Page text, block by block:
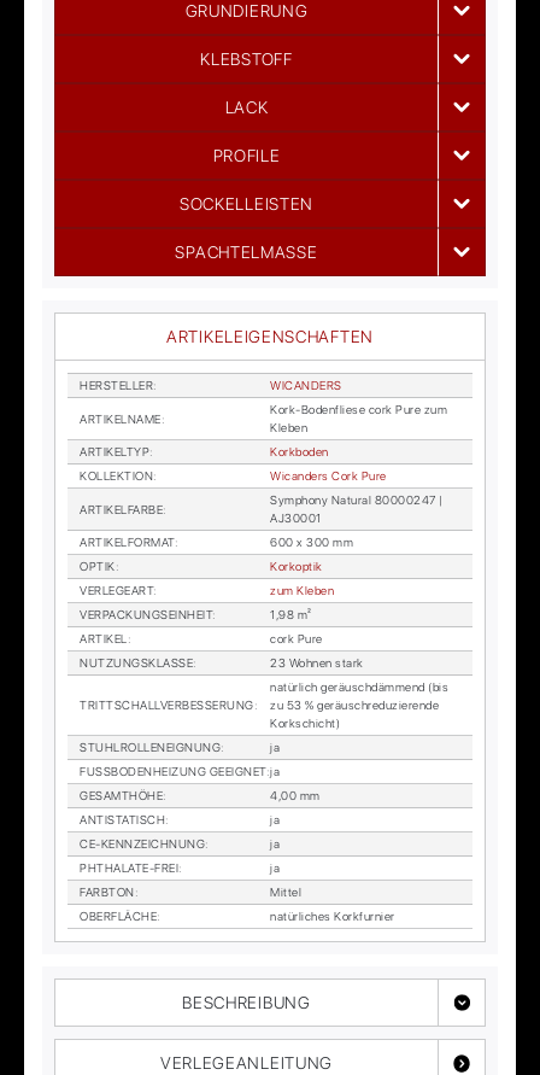
GRUNDIERUNG
KLEBSTOFF
LACK
PROFILE
SOCKELLEISTEN
SPACHTELMASSE
ARTIKELEIGENSCHAFTEN
HER­STEL­LER: WI­CAN­DERS
AR­TI­KEL­NA­ME:
Kork-Bo­den­flie­se cork Pure zum
Kle­ben
AR­TI­KEL­TYP:
Kork­bo­den
KOL­LEK­TI­ON: Wi­can­ders Cork Pure
AR­TI­KEL­FAR­BE:
Sym­pho­ny Na­tu­ral 80000247 |
AJ30001
AR­TI­KEL­FOR­MAT:
600 x 300 mm
OP­TIK:
Kor­kop­tik
VER­LE­GE­ART:
zum Kle­ben
VER­PA­CKUNGS­EIN­HEIT:
1,98 m²
AR­TI­KEL:
cork Pure
NUT­ZUNGS­KLAS­SE: 23 Woh­nen stark
TRITT­SCHALL­VER­BES­SE­RUNG:
na­tür­lich ge­räusch­däm­mend (bis
zu 53 % ge­räusch­re­du­zie­ren­de
Kork­schicht)
STUHL­ROL­LEN­EIG­NUNG:
ja
FUSS­BO­DEN­HEI­ZUNG GE­EIG­NET:ja
GE­SAMT­HÖ­HE:
4,00 mm
AN­TI­STA­TISCH:
ja
CE-KENN­ZEICH­NUNG:
ja
PHTHA­LA­TE-FREI:
ja
FARB­TON:
Mit­tel
OBER­FLÄ­CHE: na­tür­li­ches Kork­fur­nier
BESCHREIBUNG
VERLEGEANLEITUNG